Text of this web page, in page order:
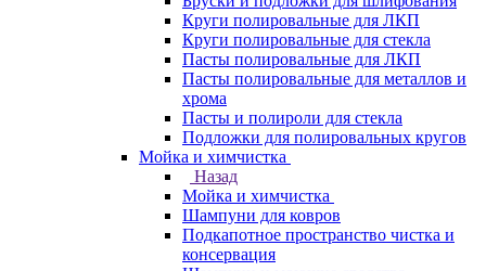
Круги полировальные для ЛКП
Круги полировальные для стекла
Пасты полировальные для ЛКП
Пасты полировальные для металлов и
хрома
Пасты и полироли для стекла
Подложки для полировальных кругов
Мойка и химчистка
Назад
Мойка и химчистка
Шампуни для ковров
Подкапотное пространство чистка и
консервация